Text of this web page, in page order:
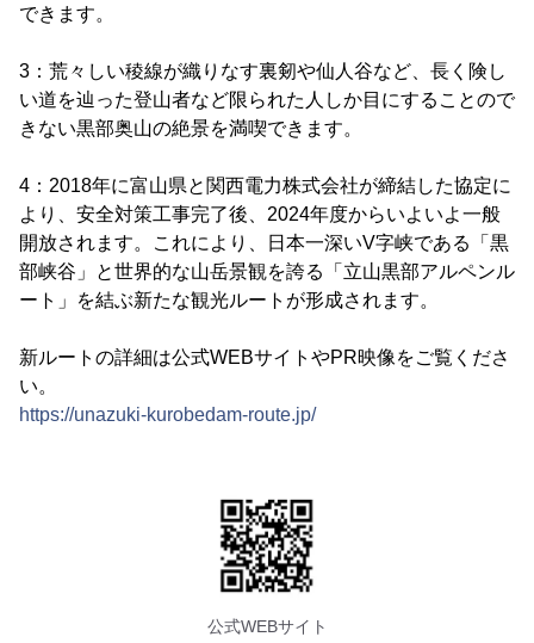
できます。
3：荒々しい稜線が織りなす裏剱や仙人谷など、長く険し
い道を辿った登山者など限られた人しか目にすることので
きない黒部奥山の絶景を満喫できます。
4：2018年に富山県と関西電力株式会社が締結した協定に
より、安全対策工事完了後、2024年度からいよいよ一般
開放されます。これにより、日本一深いV字峡である「黒
部峡谷」と世界的な山岳景観を誇る「立山黒部アルペンル
ート」を結ぶ新たな観光ルートが形成されます。
新ルートの詳細は公式WEBサイトやPR映像をご覧くださ
い。
https://unazuki-kurobedam-route.jp/
公式WEBサイト